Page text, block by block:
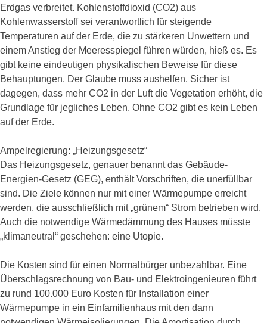
Erdgas verbreitet. Kohlenstoffdioxid (CO2) aus
Kohlenwasserstoff sei verantwortlich für steigende
Temperaturen auf der Erde, die zu stärkeren Unwettern und
einem Anstieg der Meeresspiegel führen würden, hieß es. Es
gibt keine eindeutigen physikalischen Beweise für diese
Behauptungen. Der Glaube muss aushelfen. Sicher ist
dagegen, dass mehr CO2 in der Luft die Vegetation erhöht, die
Grundlage für jegliches Leben. Ohne CO2 gibt es kein Leben
auf der Erde.
Ampelregierung: „Heizungsgesetz“
Das Heizungsgesetz, genauer benannt das Gebäude-
Energien-Gesetz (GEG), enthält Vorschriften, die unerfüllbar
sind. Die Ziele können nur mit einer Wärmepumpe erreicht
werden, die ausschließlich mit „grünem“ Strom betrieben wird.
Auch die notwendige Wärmedämmung des Hauses müsste
„klimaneutral“ geschehen: eine Utopie.
Die Kosten sind für einen Normalbürger unbezahlbar. Eine
Überschlagsrechnung von Bau- und Elektroingenieuren führt
zu rund 100.000 Euro Kosten für Installation einer
Wärmepumpe in ein Einfamilienhaus mit den dann